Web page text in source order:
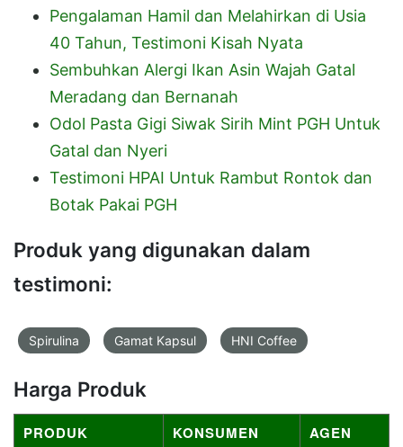
Pengalaman Hamil dan Melahirkan di Usia
40 Tahun, Testimoni Kisah Nyata
Sembuhkan Alergi Ikan Asin Wajah Gatal
Meradang dan Bernanah
Odol Pasta Gigi Siwak Sirih Mint PGH Untuk
Gatal dan Nyeri
Testimoni HPAI Untuk Rambut Rontok dan
Botak Pakai PGH
Produk yang digunakan dalam
testimoni:
Spirulina Gamat Kapsul HNI Coffee
Harga Produk
PRODUK KONSUMEN AGEN